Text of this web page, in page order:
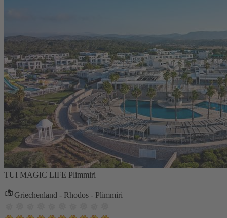
TUI MAGIC LIFE Plimmiri
Griechenland - Rhodos - Plimmiri